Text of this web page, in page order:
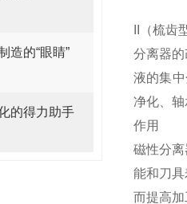
造的“眼睛”
的得力助手
II（梳
分离器
液的集
净化、
作用
磁性分
能和刀
而提高